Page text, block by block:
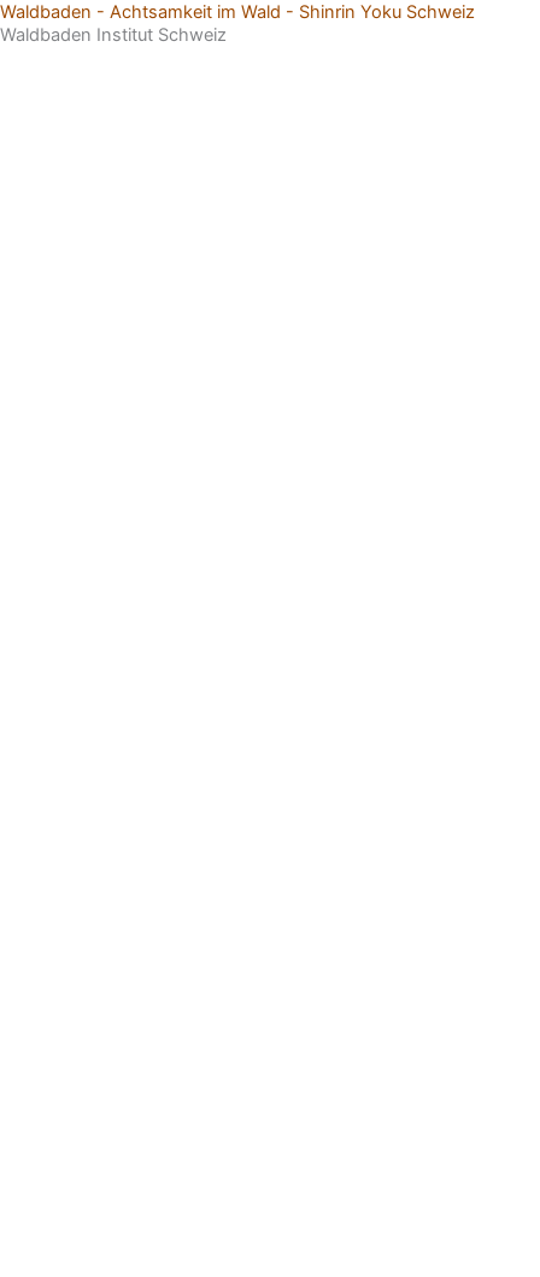
Zum
Inhalt
Waldbaden - Achtsamkeit im Wald - Shinrin Yoku Schweiz
Waldbaden Institut Schweiz